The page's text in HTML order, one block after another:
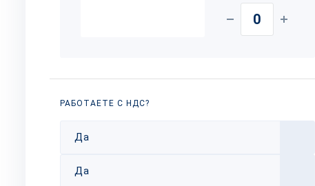
РАБОТАЕТЕ С НДС?
Да
Да